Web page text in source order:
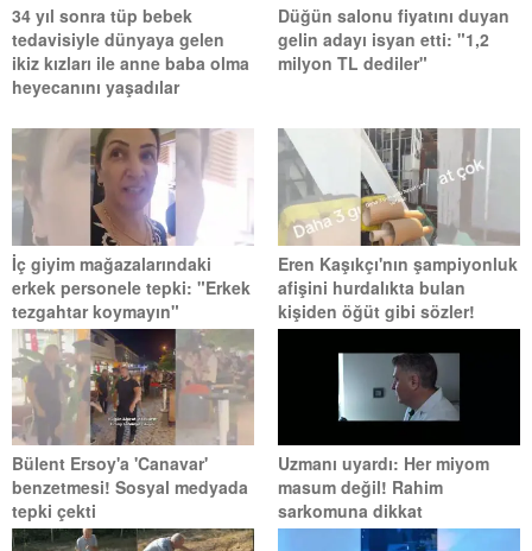
34 yıl sonra tüp bebek
tedavisiyle dünyaya gelen
ikiz kızları ile anne baba olma
heyecanını yaşadılar
Düğün salonu fiyatını duyan
gelin adayı isyan etti: "1,2
milyon TL dediler"
İç giyim mağazalarındaki
erkek personele tepki: "Erkek
tezgahtar koymayın"
Eren Kaşıkçı'nın şampiyonluk
afişini hurdalıkta bulan
kişiden öğüt gibi sözler!
Bülent Ersoy'a 'Canavar'
benzetmesi! Sosyal medyada
tepki çekti
Uzmanı uyardı: Her miyom
masum değil! Rahim
sarkomuna dikkat